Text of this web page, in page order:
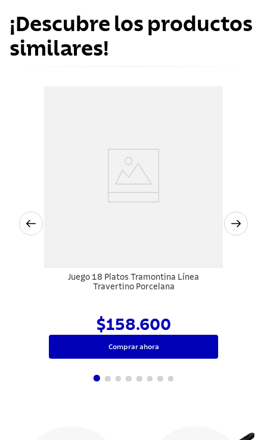
¡Descubre los productos
similares!
Juego 18 Platos Tramontina Línea
Travertino Porcelana
$158.600
Comprar ahora